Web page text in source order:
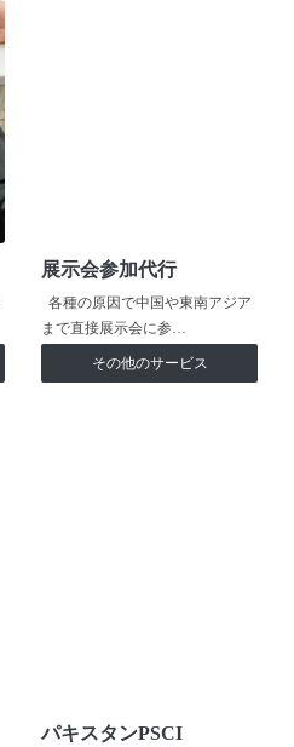
展示会参加代行
各種の原因で中国や東南アジア
まで直接展示会に参…
その他のサービス
パキスタンPSCI